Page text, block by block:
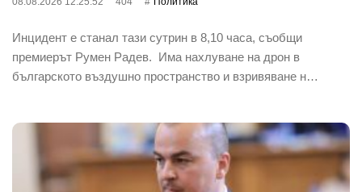
Инцидент е станал тази сутрин в 8,10 часа, съобщи
премиерът Румен Радев. Има нахлуване на дрон в
българското въздушно пространство и взривяване н…